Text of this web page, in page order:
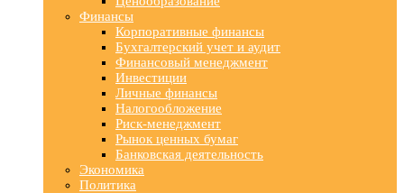
Финансы
Корпоративные финансы
Бухгалтерский учет и аудит
Финансовый менеджмент
Инвестиции
Личные финансы
Налогообложение
Риск-менеджмент
Рынок ценных бумаг
Банковская деятельность
Экономика
Политика